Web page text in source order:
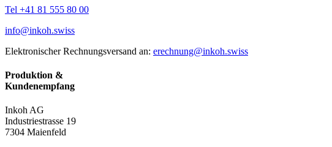
Tel +41 81 555 80 00
info@inkoh.swiss
Elektronischer Rechnungsversand an: erechnung@inkoh.swiss
Produktion &
Kundenempfang
Inkoh AG
Industriestrasse 19
7304 Maienfeld